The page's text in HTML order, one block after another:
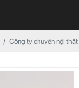
Công ty chuyên nội